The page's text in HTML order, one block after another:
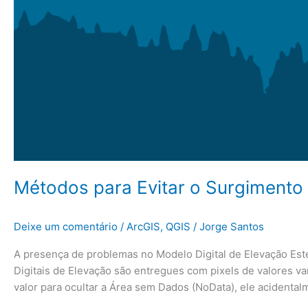
Métodos para Evitar o Surgimento
Deixe um comentário / ArcGIS, QGIS / Jorge Santos
A presença de problemas no Modelo Digital de Elevação
Digitais de Elevação são entregues com pixels de valores
valor para ocultar a Área sem Dados (NoData), ele